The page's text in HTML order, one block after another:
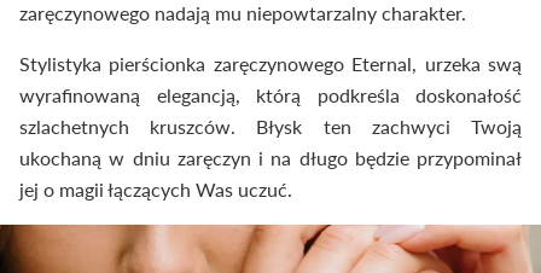
zaręczynowego nadają mu niepowtarzalny charakter.
Stylistyka pierścionka zaręczynowego Eternal, urzeka swą
wyrafinowaną elegancją, którą podkreśla doskonałość
szlachetnych kruszców. Błysk ten zachwyci Twoją
ukochaną w dniu zaręczyn i na długo będzie przypominał
jej o magii łączących Was uczuć.